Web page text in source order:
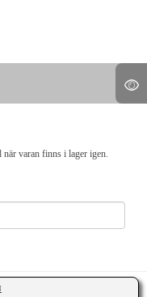
varan finns i lager igen.